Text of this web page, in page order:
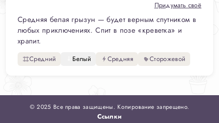
Придумать своё
Средняя белая грызун — будет верным спутником в
любых приключениях. Спит в позе «креветка» и
храпит.
Средний Белый Средняя Сторожевой
© 2025 Все права защищены. Копирование запрещено.
Ссылки